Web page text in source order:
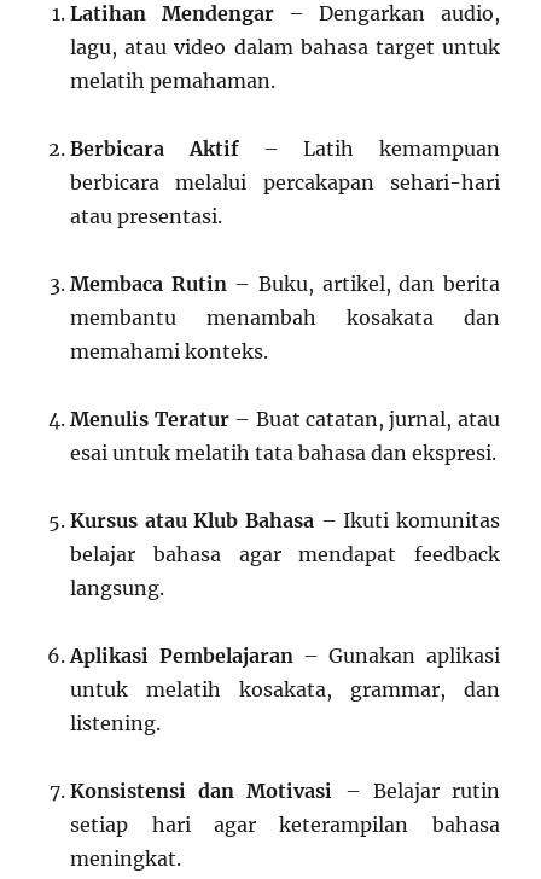
Latihan Mendengar– Dengarkan audio,
lagu, atau video dalam bahasa target untuk
melatih pemahaman.
Berbicara Aktif– Latih kemampuan
berbicara melalui percakapan sehari-hari
atau presentasi.
Membaca Rutin– Buku, artikel, dan berita
membantu menambah kosakata dan
memahami konteks.
Menulis Teratur– Buat catatan, jurnal, atau
esai untuk melatih tata bahasa dan ekspresi.
Kursus atau Klub Bahasa – Ikuti komunitas
belajar bahasa agar mendapat feedback
langsung.
Aplikasi Pembelajaran– Gunakan aplikasi
untuk melatih kosakata, grammar, dan
listening.
Konsistensi dan Motivasi – Belajar rutin
setiap hari agar keterampilan bahasa
meningkat.